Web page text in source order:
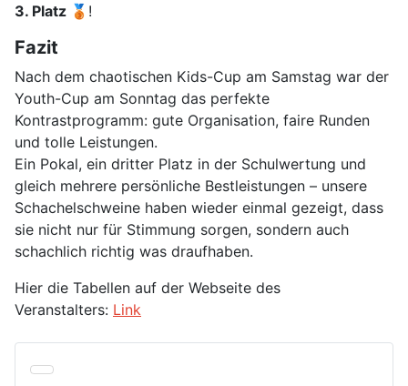
3. Platz 🥉 !
Fazit
Nach dem chaotischen Kids-Cup am Samstag war der
Youth-Cup am Sonntag das perfekte
Kontrastprogramm: gute Organisation, faire Runden
und tolle Leistungen.
Ein Pokal, ein dritter Platz in der Schulwertung und
gleich mehrere persönliche Bestleistungen – unsere
Schachelschweine haben wieder einmal gezeigt, dass
sie nicht nur für Stimmung sorgen, sondern auch
schachlich richtig was draufhaben.
Hier die Tabellen auf der Webseite des
Veranstalters: Link